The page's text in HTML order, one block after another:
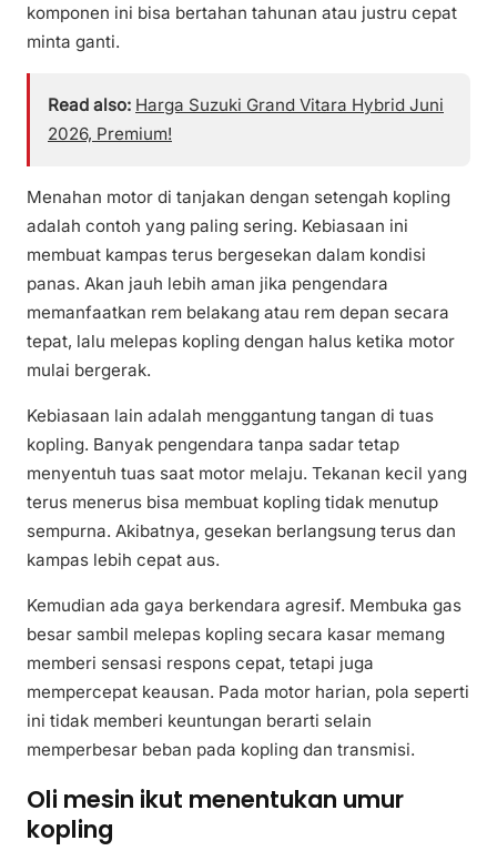
komponen ini bisa bertahan tahunan atau justru cepat
minta ganti.
Read also: Harga Suzuki Grand Vitara Hybrid Juni
2026, Premium!
Menahan motor di tanjakan dengan setengah kopling
adalah contoh yang paling sering. Kebiasaan ini
membuat kampas terus bergesekan dalam kondisi
panas. Akan jauh lebih aman jika pengendara
memanfaatkan rem belakang atau rem depan secara
tepat, lalu melepas kopling dengan halus ketika motor
mulai bergerak.
Kebiasaan lain adalah menggantung tangan di tuas
kopling. Banyak pengendara tanpa sadar tetap
menyentuh tuas saat motor melaju. Tekanan kecil yang
terus menerus bisa membuat kopling tidak menutup
sempurna. Akibatnya, gesekan berlangsung terus dan
kampas lebih cepat aus.
Kemudian ada gaya berkendara agresif. Membuka gas
besar sambil melepas kopling secara kasar memang
memberi sensasi respons cepat, tetapi juga
mempercepat keausan. Pada motor harian, pola seperti
ini tidak memberi keuntungan berarti selain
memperbesar beban pada kopling dan transmisi.
Oli mesin ikut menentukan umur
kopling